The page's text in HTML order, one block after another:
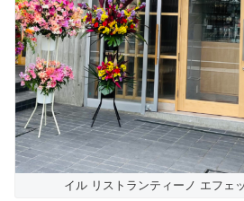
イル リストランティーノ エフェ